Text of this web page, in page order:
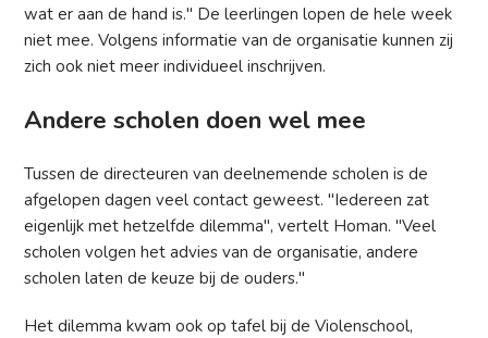
wat er aan de hand is." De leerlingen lopen de hele week
niet mee. Volgens informatie van de organisatie kunnen zij
zich ook niet meer individueel inschrijven.
Andere scholen doen wel mee
Tussen de directeuren van deelnemende scholen is de
afgelopen dagen veel contact geweest. "Iedereen zat
eigenlijk met hetzelfde dilemma", vertelt Homan. "Veel
scholen volgen het advies van de organisatie, andere
scholen laten de keuze bij de ouders."
Het dilemma kwam ook op tafel bij de Violenschool,